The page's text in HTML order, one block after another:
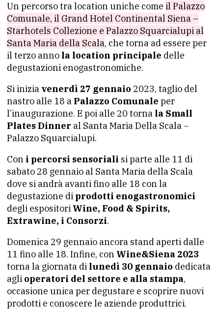
Un percorso tra location uniche come il Palazzo
Comunale, il Grand Hotel Continental Siena –
Starhotels Collezione e Palazzo Squarcialupi al
Santa Maria della Scala, che torna ad essere per
il terzo anno la location principale delle
degustazioni enogastronomiche.
Si inizia venerdì 27 gennaio 2023, taglio del
nastro alle 18 a Palazzo Comunale per
l’inaugurazione. E poi alle 20 torna la Small
Plates Dinner al Santa Maria Della Scala –
Palazzo Squarcialupi.
Con i percorsi sensoriali si parte alle 11 di
sabato 28 gennaio al Santa Maria della Scala
dove si andrà avanti fino alle 18 con la
degustazione di prodotti enogastronomici
degli espositori Wine, Food & Spirits,
Extrawine, i Consorzi.
Domenica 29 gennaio ancora stand aperti dalle
11 fino alle 18. Infine, con Wine&Siena 2023
torna la giornata di lunedì 30 gennaio dedicata
agli operatori del settore e alla stampa,
occasione unica per degustare e scoprire nuovi
prodotti e conoscere le aziende produttrici.